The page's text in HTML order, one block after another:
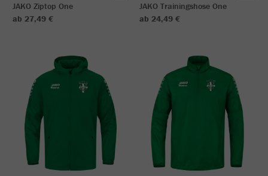
JAKO Ziptop One
ab 27,49 €
JAKO Trainingshose One
ab 24,49 €